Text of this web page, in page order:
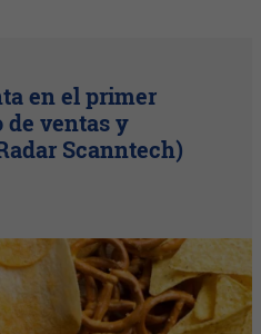
en el primer
de ventas y
Scanntech)